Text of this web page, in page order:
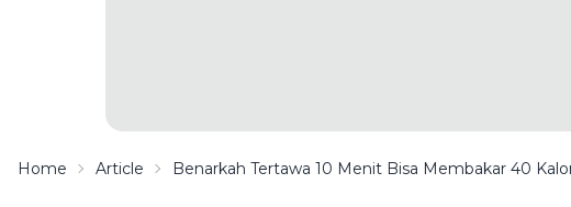
Home Article Benarkah Tertawa 10 Menit Bisa Membakar 40